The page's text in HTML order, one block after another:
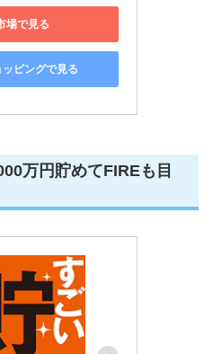
場で見る
ピングで見る
万円貯めてFIREも目